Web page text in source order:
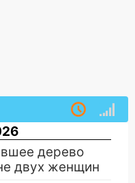
дерево
двух женщин